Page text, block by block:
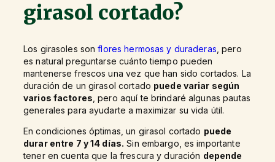
girasol cortado?
Los girasoles sonflores hermosas y duraderas , pero
es natural preguntarse cuánto tiempo pueden
mantenerse frescos una vez que han sido cortados. La
duración de un girasol cortado puede variar según
varios factores , pero aquí te brindaré algunas pautas
generales para ayudarte a maximizar su vida útil.
En condiciones óptimas, un girasol cortado puede
durar entre 7 y 14 días. Sin embargo, es importante
tener en cuenta que la frescura y duración depende